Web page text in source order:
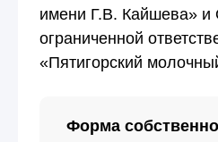
имени Г.В. Кайшева» и
ограниченной
«Пятигорский
Форма